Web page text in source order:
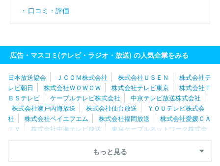
口コミ・評価
広告・マスコミ(テレビ・ラジオ・放送) の人気企業をみる
日本放送協会 ＪＣＯＭ株式会社 株式会社ＵＳＥＮ
株式会社テ
レビ朝日
株式会社ＷＯＷＯＷ 株式会社テレビ東京
株式会社Ｔ
ＢＳテレビ
ケーブルテレビ株式会社
中京テレビ放送株式会社
株式会社瀨戸内海放送
株式会社仙台放送
ＹＯＵテレビ株式会
社
株式会社ベイエフエム 株式会社福岡放送
株式会社愛媛ＣＡ
ＴＶ
株式会社中海テレビ放送
東京ケーブルネットワーク株式会
社
湘南ケーブルネットワーク株式会社
スカパーＪＳＡＴ株式会
株式会社倉敷ケーブルテレビ 株式会社日本入試センター
山放送株式会社
もっと見る